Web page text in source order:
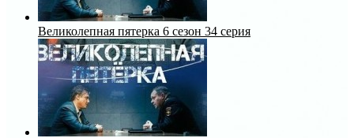
Великолепная пятерка 6 сезон 34 серия